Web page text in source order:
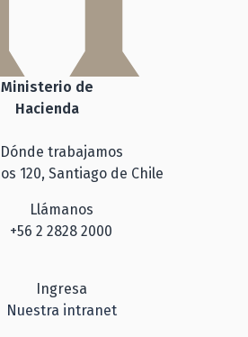
Ministerio de
Hacienda
Dónde trabajamos
120, Santiago de Chile
Llámanos
+56 2 2828 2000
Ingresa
Nuestra intranet